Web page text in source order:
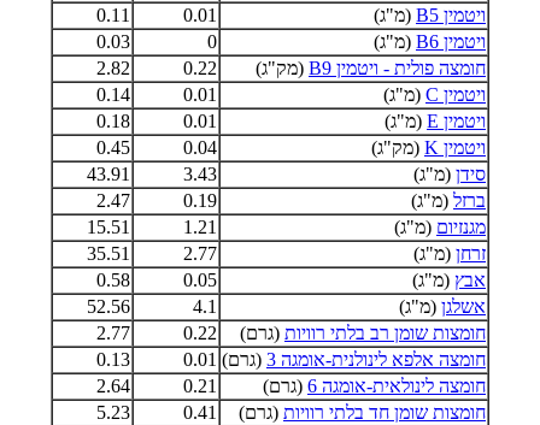
ויטמין B5
(מ"ג) 0.01
0.11
ויטמין B6
(מ"ג) 0
0.03
חומצה פולית - ויטמין B9
(מק"ג) 0.22
2.82
ויטמין C
(מ"ג) 0.01
0.14
ויטמין E
(מ"ג) 0.01
0.18
ויטמין K
(מק"ג) 0.04
0.45
סידן (מ"ג) 3.43
43.91
ברזל (מ"ג) 0.19
2.47
מגנזיום (מ"ג) 1.21
15.51
זרחן (מ"ג) 2.77
35.51
אבץ (מ"ג) 0.05
0.58
אשלגן (מ"ג) 4.1
52.56
חומצות שומן רב בלתי רוויות (גרם) 0.22
2.77
חומצה אלפא לינולנית-אומגה 3
(גרם) 0.01
0.13
חומצה לינולאית-אומגה 6
(גרם) 0.21
2.64
חומצות שומן חד בלתי רוויות (גרם) 0.41
5.23